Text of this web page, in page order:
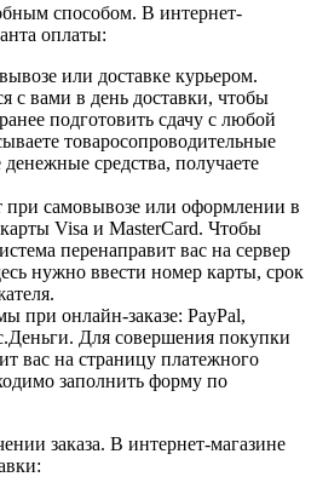
способом. В интернет-
оплаты:
или доставке курьером.
с вами в день доставки, чтобы
подготовить сдачу с любой
товаросопроводительные
средства, получаете
при самовывозе или оформлении в
Visa и MasterCard. Чтобы
перенаправит вас на сервер
нужно ввести номер карты, срок
при онлайн-заказе: PayPal,
Для совершения покупки
вас на страницу платежного
заполнить форму по
заказа. В интернет-магазине